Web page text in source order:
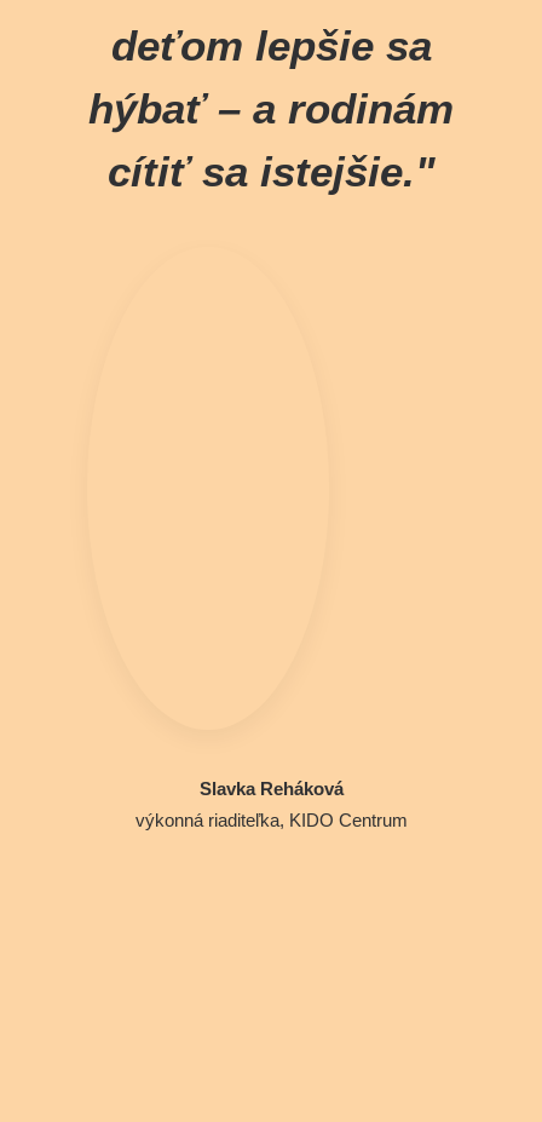
deťom lepšie sa
hýbať – a rodinám
cítiť sa istejšie."
Slavka Reháková
výkonná riaditeľka, KIDO Centrum